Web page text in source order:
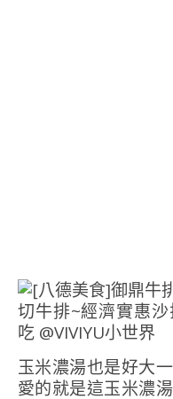
玉米濃湯也是好大
愛的就是這玉米濃